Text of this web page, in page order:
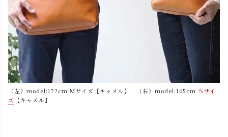
（左）model:172cm Ｍサイズ【キャメル】 （右）model:165cm Ｓサイ
ズ 【キャメル】